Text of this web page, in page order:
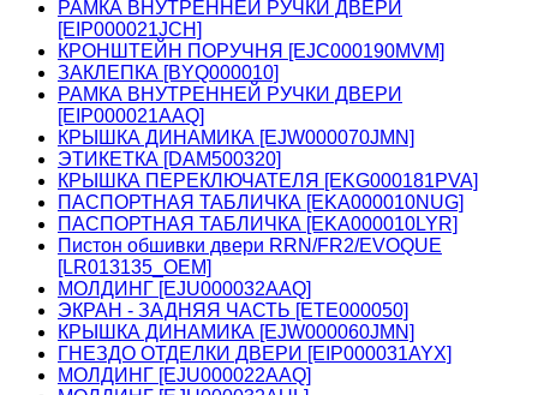
РАМКА ВНУТРЕННЕЙ РУЧКИ ДВЕРИ
[EIP000021JCH]
КРОНШТЕЙН ПОРУЧНЯ [EJC000190MVM]
ЗАКЛЕПКА [BYQ000010]
РАМКА ВНУТРЕННЕЙ РУЧКИ ДВЕРИ
[EIP000021AAQ]
КРЫШКА ДИНАМИКА [EJW000070JMN]
ЭТИКЕТКА [DAM500320]
КРЫШКА ПЕРЕКЛЮЧАТЕЛЯ [EKG000181PVA]
ПАСПОРТНАЯ ТАБЛИЧКА [EKA000010NUG]
ПАСПОРТНАЯ ТАБЛИЧКА [EKA000010LYR]
Пистон обшивки двери RRN/FR2/EVOQUE
[LR013135_OEM]
МОЛДИНГ [EJU000032AAQ]
ЭКРАН - ЗАДНЯЯ ЧАСТЬ [ETE000050]
КРЫШКА ДИНАМИКА [EJW000060JMN]
ГНЕЗДО ОТДЕЛКИ ДВЕРИ [EIP000031AYX]
МОЛДИНГ [EJU000022AAQ]